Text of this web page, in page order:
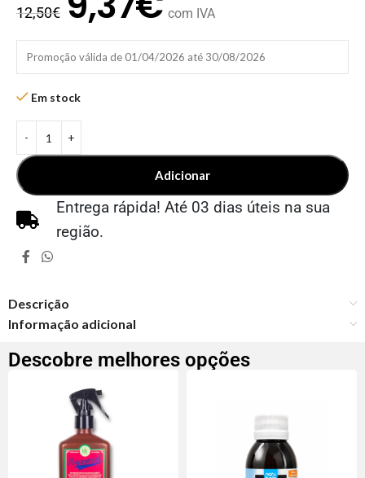
12,50€ com IVA
Promoção válida de 01/04/2026 até 30/08/2026
Em stock
Adicionar
Entrega rápida! Até 03 dias úteis na sua
região.
Descrição
Informação adicional
Descobre melhores opções